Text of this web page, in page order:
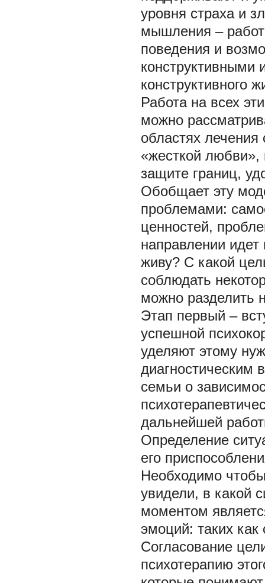
уровня страха и
мышления –
поведения и
конструктивного
Работа на всех
можно
областях
«жесткой
защите границ,
Обобщает эту
проблемами:
ценностей,
направлении
живу? С какой
соблюдать
можно разделить
Этап первый –
успешной
уделяют этому
диагностическим
семьи о
дальнейшей
Определение
его
Необходимо
увидели, в какой
моментом
эмоций: таких как
Согласование
психотерапию